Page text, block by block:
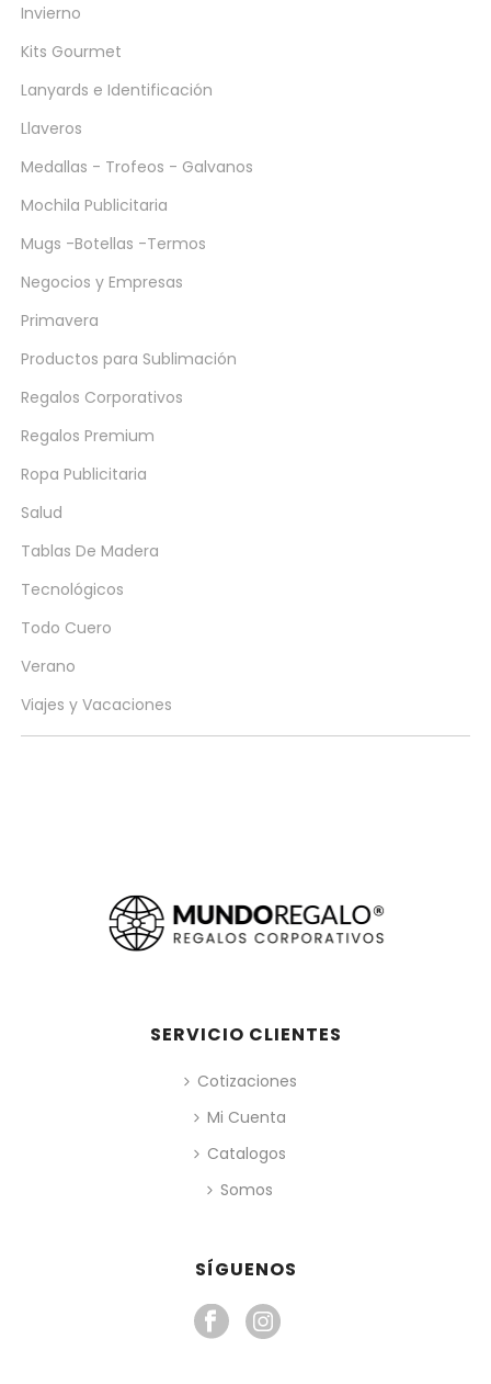
Invierno
Kits Gourmet
Lanyards e Identificación
Llaveros
Medallas - Trofeos - Galvanos
Mochila Publicitaria
Mugs -Botellas -Termos
Negocios y Empresas
Primavera
Productos para Sublimación
Regalos Corporativos
Regalos Premium
Ropa Publicitaria
Salud
Tablas De Madera
Tecnológicos
Todo Cuero
Verano
Viajes y Vacaciones
SERVICIO CLIENTES
Cotizaciones
Mi Cuenta
Catalogos
Somos
SÍGUENOS